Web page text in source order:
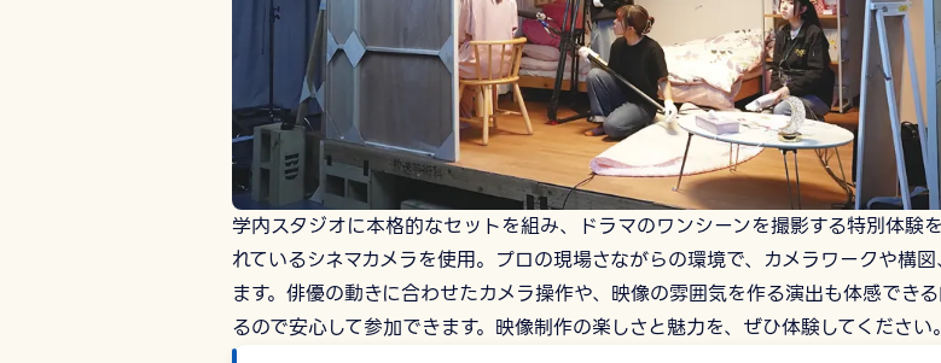
学内スタジオに本格的なセットを組み、ドラマのワンシーンを撮影する特別体験
れているシネマカメラを使用。プロの現場さながらの環境で、カメラワークや構
ます。俳優の動きに合わせたカメラ操作や、映像の雰囲気を作る演出も体感でき
るので安心して参加できます。映像制作の楽しさと魅力を、ぜひ体験してください。